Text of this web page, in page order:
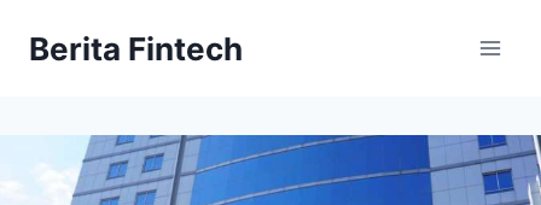
Berita Fintech